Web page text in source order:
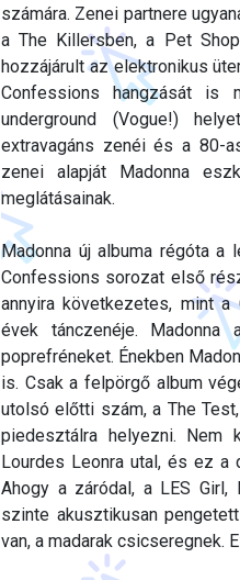
számára. Zenei partnere
a The Killersben, a Pet
hozzájárult az elektronikus
Confessions hangzását is
underground (Vogue!)
extravagáns zenéi és a 80-
zenei alapját Madonna
meglátásainak.
Madonna új albuma régóta a
Confessions sorozat első
annyira következetes, mint
évek tánczenéje.
poprefréneket. Énekben
is. Csak a felpörgő album
utolsó előtti szám, a The
piedesztálra helyezni. Nem
Lourdes Leonra utal, és ez a
Ahogy a záródal, a LES Girl,
szinte akusztikusan
van, a madarak csicseregnek.